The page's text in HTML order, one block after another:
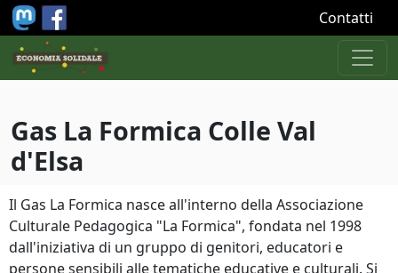
Salta al contenuto principale Contatti
Gas La Formica Colle Val
d'Elsa
Il Gas La Formica nasce all'interno della Associazione
Culturale Pedagogica "La Formica", fondata nel 1998
dall'iniziativa di un gruppo di genitori, educatori e
persone sensibili alle tematiche educative e culturali. Si